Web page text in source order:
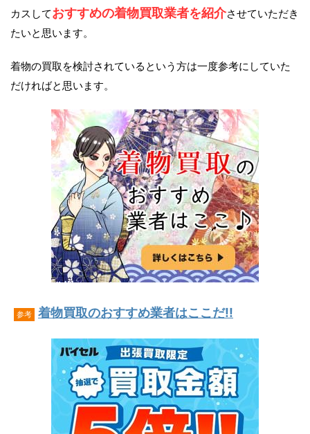
カスしておすすめの着物買取業者を紹介させていただき
たいと思います。
着物の買取を検討されているという方は一度参考にしていた
だければと思います。
参考 着物買取のおすすめ業者はここだ!!